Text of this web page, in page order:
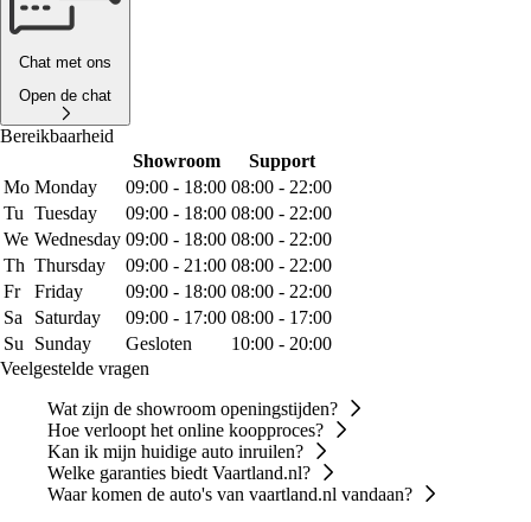
Chat met ons
Open de chat
Bereikbaarheid
Showroom
Support
Mo Monday 09:00 - 18:00 08:00 - 22:00
Tu Tuesday 09:00 - 18:00 08:00 - 22:00
We Wednesday 09:00 - 18:00 08:00 - 22:00
Th Thursday 09:00 - 21:00 08:00 - 22:00
Fr
Friday 09:00 - 18:00 08:00 - 22:00
Sa
Saturday 09:00 - 17:00 08:00 - 17:00
Su
Sunday Gesloten
10:00 - 20:00
Veelgestelde vragen
Wat zijn de showroom openingstijden?
Hoe verloopt het online koopproces?
Kan ik mijn huidige auto inruilen?
Welke garanties biedt Vaartland.nl?
Waar komen de auto's van vaartland.nl vandaan?